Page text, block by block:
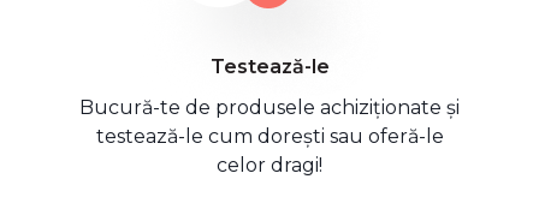
Testează-le
Bucură-te de produsele achiziționate și
testează-le cum dorești sau oferă-le
celor dragi!